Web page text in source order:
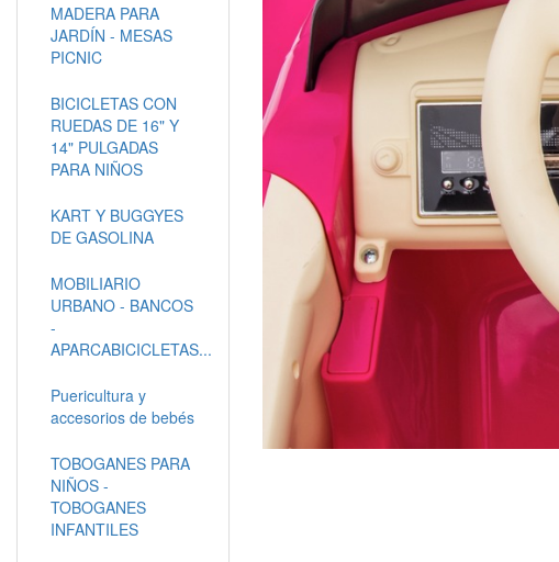
MADERA PARA
JARDÍN - MESAS
PICNIC
BICICLETAS CON
RUEDAS DE 16" Y
14" PULGADAS
PARA NIÑOS
KART Y BUGGYES
DE GASOLINA
MOBILIARIO
URBANO - BANCOS
-
APARCABICICLETAS...
Puericultura y
accesorios de bebés
TOBOGANES PARA
NIÑOS -
TOBOGANES
INFANTILES